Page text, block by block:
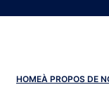
HOMEÀ PROPOS DE